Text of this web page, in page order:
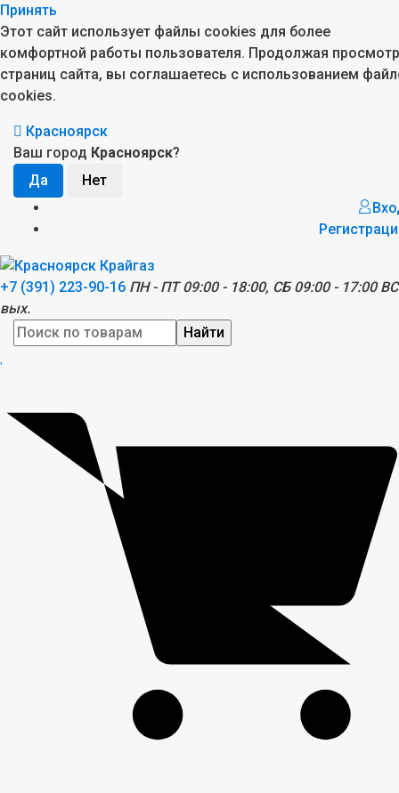
Принять
Этот сайт использует файлы cookies для более
комфортной работы пользователя. Продолжая просмотр
страниц сайта, вы соглашаетесь с использованием
cookies.
Красноярск
Ваш город Красноярск?
+7 (391) 223-90-16 ПН - ПТ 09:00 - 18:00, СБ 09:00 - 17:00
вых.
Найти